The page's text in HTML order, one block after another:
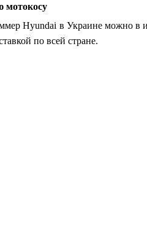
мотокосу
Hyundai в Украине можно в
по всей стране.